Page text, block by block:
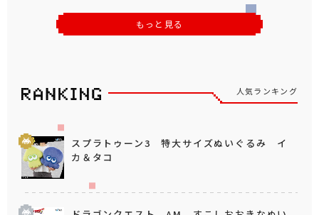
もっと見る
人気ランキング
スプラトゥーン3 特大サイズぬいぐるみ イ
カ＆タコ